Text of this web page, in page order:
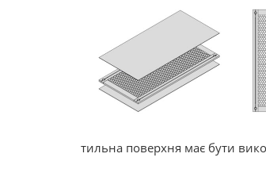
тильна поверхня має бути